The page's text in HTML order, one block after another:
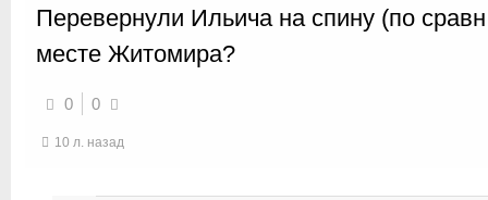
Перевернули Ильича на спину (по
месте Житомира?
0 0
10 л. назад